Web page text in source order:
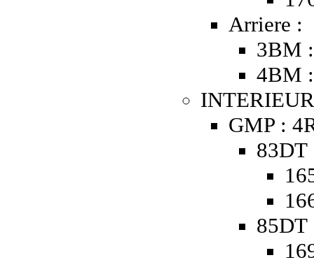
Arriere :
3BM
4BM
GMP :
83DT
85DT